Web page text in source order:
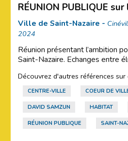
RÉUNION PUBLIQUE
Ville de Saint-Nazaire -
2024
Réunion présentant l’ambition
Saint-Nazaire. Echanges entre
Découvrez d'autres références sur
CENTRE-VILLE COEUR DE
DAVID SAMZUN HABITAT
RÉUNION PUBLIQUE SAINT-